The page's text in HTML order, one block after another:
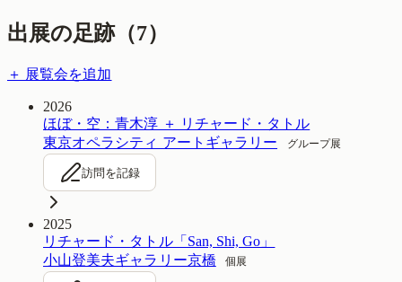
出展の足跡（7）
＋ 展覧会を追加
2026
ほぼ・空：青木淳 ＋ リチャード・タトル
東京オペラシティ アートギャラリー
グループ展
訪問を記録
2025
リチャード・タトル「San, Shi, Go」
小山登美夫ギャラリー京橋
個展